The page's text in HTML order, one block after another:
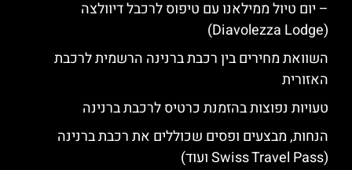
– יום טיול ממילאנו עם טיפוס לרכבל דיוולצה
(Diavolezza Lodge)
השוואת מחירים בין רכבת ברנינה הרשמית לרכבת
האזורית
טעויות נפוצות בהזמנת כרטיס לרכבת ברנינה
הנחות, מבצעים ופסים שכוללים את רכבת ברנינה
(Swiss Travel Pass ועוד)